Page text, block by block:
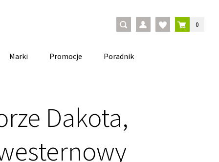
0
Marki Promocje Poradnik
Dakota,